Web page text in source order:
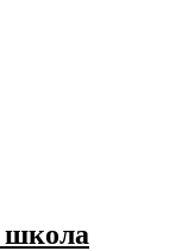
школа